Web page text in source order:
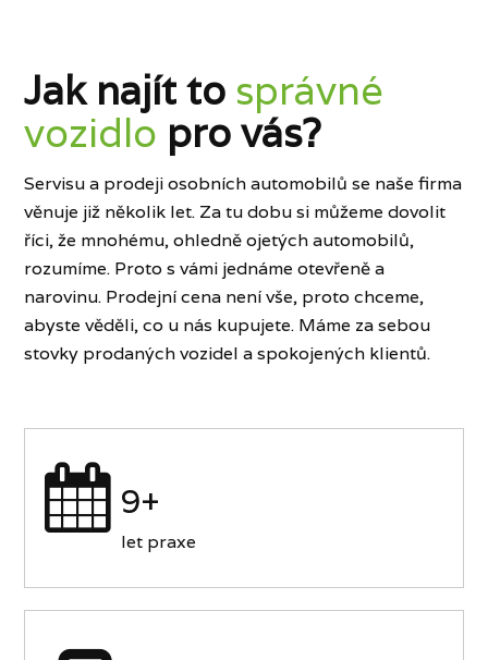
Jak najít to správné
vozidlo pro vás?
Servisu a prodeji osobních automobilů se naše firma
věnuje již několik let. Za tu dobu si můžeme dovolit
říci, že mnohému, ohledně ojetých automobilů,
rozumíme. Proto s vámi jednáme otevřeně a
narovinu. Prodejní cena není vše, proto chceme,
abyste věděli, co u nás kupujete. Máme za sebou
stovky prodaných vozidel a spokojených klientů.
9+
let praxe